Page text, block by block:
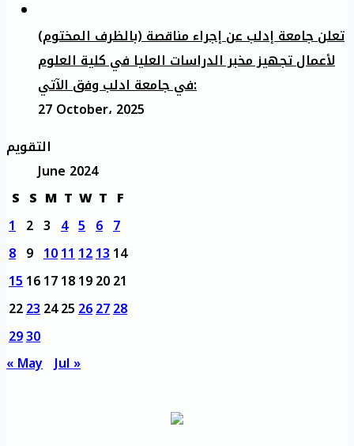
تعلن جامعة إدلب عن إجراء مناقصة (بالظرف المختوم)
لأعمال تجهيز مخبر الدراسات العليا في كلية العلوم
في جامعة ادلب وفق الآتي:
27 October، 2025
التقويم
June 2024
S S M T W T F
1 2 3 4 5 6 7
8 9 1011121314
15161718192021
22232425262728
2930
« May Jul »